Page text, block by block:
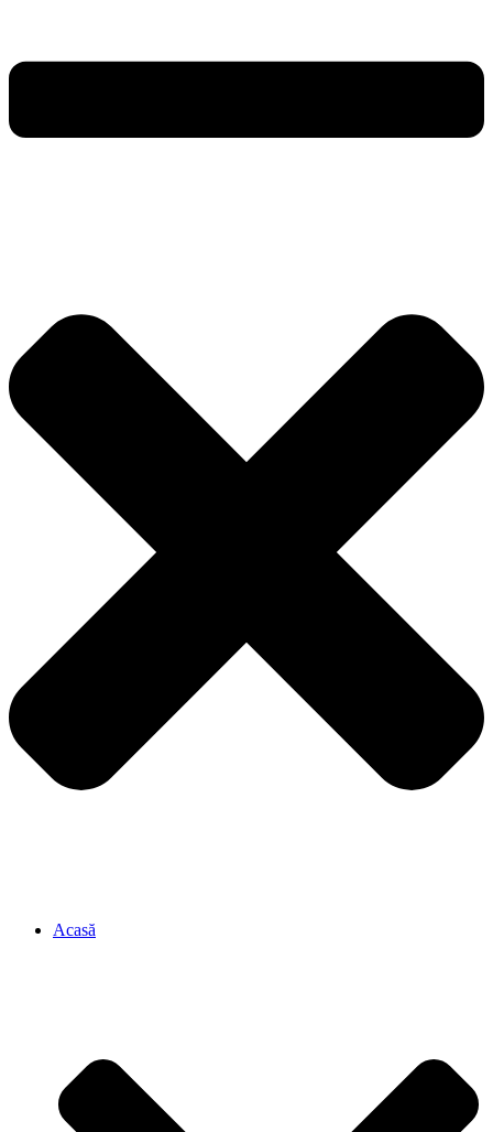
Acasă